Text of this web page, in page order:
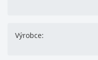
Výrobce: